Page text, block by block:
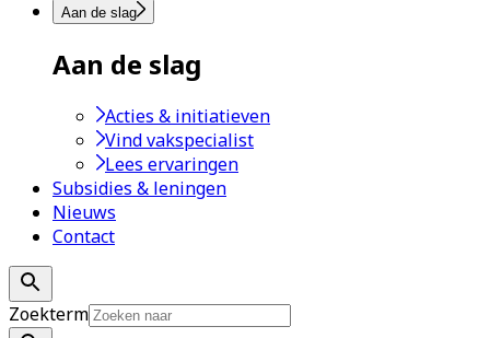
Aan de slag
Aan de slag
Acties & initiatieven
Vind vakspecialist
Lees ervaringen
Subsidies & leningen
Nieuws
Contact
Zoekterm